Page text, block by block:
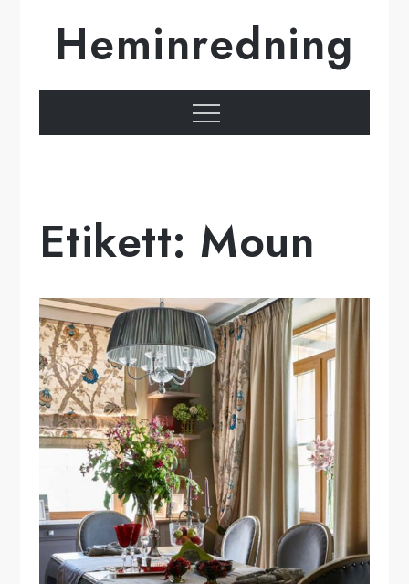
Heminredning
Meny
Etikett: Moun